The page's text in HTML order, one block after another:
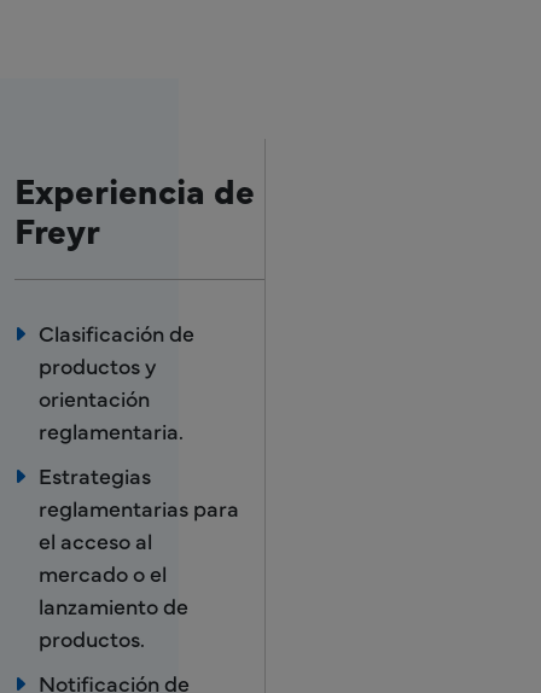
Experiencia de
Freyr
Clasificación de
productos y
orientación
reglamentaria.
Estrategias
reglamentarias para
el acceso al
mercado o el
lanzamiento de
productos.
Notificación de